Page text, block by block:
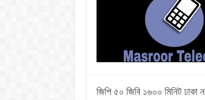
জিপি ৫০ জিবি ১৬০০ মিনিট ঢাকা